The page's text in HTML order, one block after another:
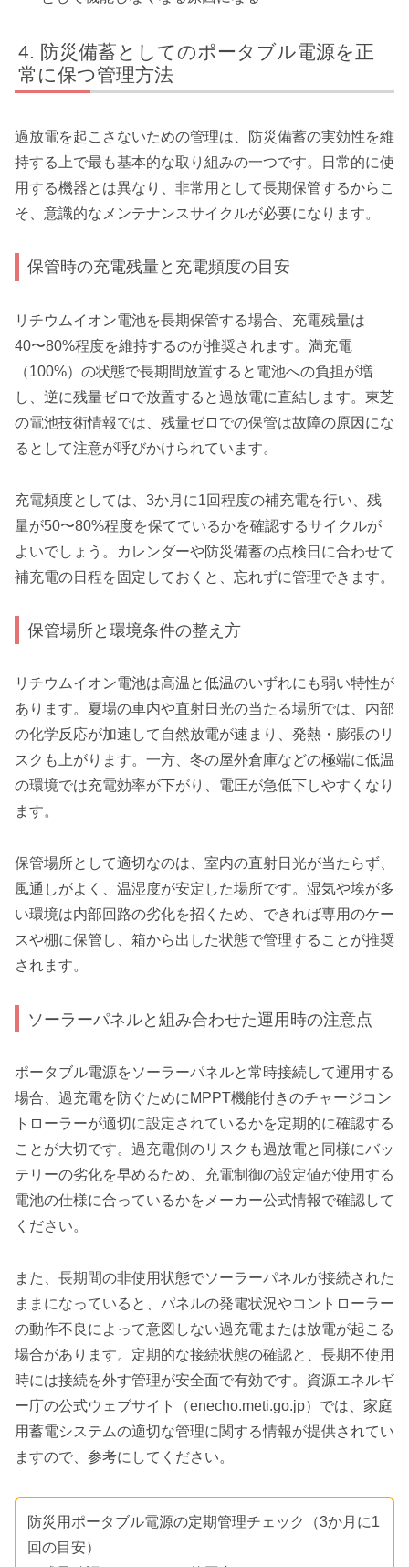
防災備蓄としてのポータブル電源を正
常に保つ管理方法
過放電を起こさないための管理は、防災備蓄の実効性を維
持する上で最も基本的な取り組みの一つです。日常的に使
用する機器とは異なり、非常用として長期保管するからこ
そ、意識的なメンテナンスサイクルが必要になります。
保管時の充電残量と充電頻度の目安
リチウムイオン電池を長期保管する場合、充電残量は
40〜80%程度を維持するのが推奨されます。満充電
（100%）の状態で長期間放置すると電池への負担が増
し、逆に残量ゼロで放置すると過放電に直結します。東芝
の電池技術情報では、残量ゼロでの保管は故障の原因にな
るとして注意が呼びかけられています。
充電頻度としては、3か月に1回程度の補充電を行い、残
量が50〜80%程度を保てているかを確認するサイクルが
よいでしょう。カレンダーや防災備蓄の点検日に合わせて
補充電の日程を固定しておくと、忘れずに管理できます。
保管場所と環境条件の整え方
リチウムイオン電池は高温と低温のいずれにも弱い特性が
あります。夏場の車内や直射日光の当たる場所では、内部
の化学反応が加速して自然放電が速まり、発熱・膨張のリ
スクも上がります。一方、冬の屋外倉庫などの極端に低温
の環境では充電効率が下がり、電圧が急低下しやすくなり
ます。
保管場所として適切なのは、室内の直射日光が当たらず、
風通しがよく、温湿度が安定した場所です。湿気や埃が多
い環境は内部回路の劣化を招くため、できれば専用のケー
スや棚に保管し、箱から出した状態で管理することが推奨
されます。
ソーラーパネルと組み合わせた運用時の注意点
ポータブル電源をソーラーパネルと常時接続して運用する
場合、過充電を防ぐためにMPPT機能付きのチャージコン
トローラーが適切に設定されているかを定期的に確認する
ことが大切です。過充電側のリスクも過放電と同様にバッ
テリーの劣化を早めるため、充電制御の設定値が使用する
電池の仕様に合っているかをメーカー公式情報で確認して
ください。
また、長期間の非使用状態でソーラーパネルが接続された
ままになっていると、パネルの発電状況やコントローラー
の動作不良によって意図しない過充電または放電が起こる
場合があります。定期的な接続状態の確認と、長期不使用
時には接続を外す管理が安全面で有効です。資源エネルギ
ー庁の公式ウェブサイト（enecho.meti.go.jp）では、家庭
用蓄電システムの適切な管理に関する情報が提供されてい
ますので、参考にしてください。
防災用ポータブル電源の定期管理チェック（3か月に1
回の目安）